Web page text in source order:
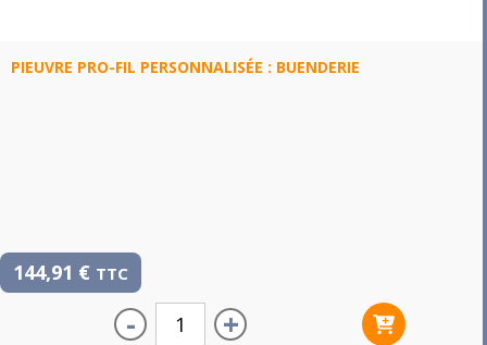
PIEUVRE PRO-FIL PERSONNALISÉE : BUENDERIE
144,91 € TTC
- +